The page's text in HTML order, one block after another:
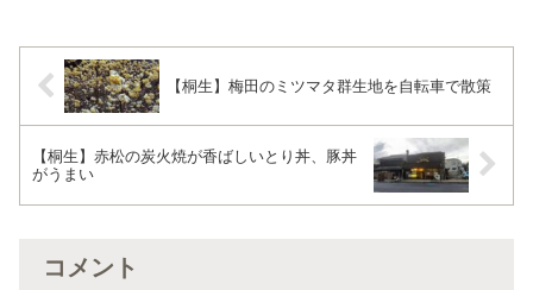
【桐生】梅田のミツマタ群生地を自転車で散策
【桐生】赤松の炭火焼が香ばしいとり丼、豚丼
がうまい
コメント